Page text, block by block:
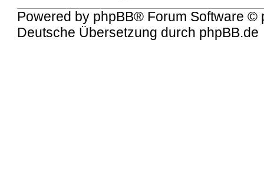
Powered by phpBB® Forum Software ©
Deutsche Übersetzung durch phpBB.de